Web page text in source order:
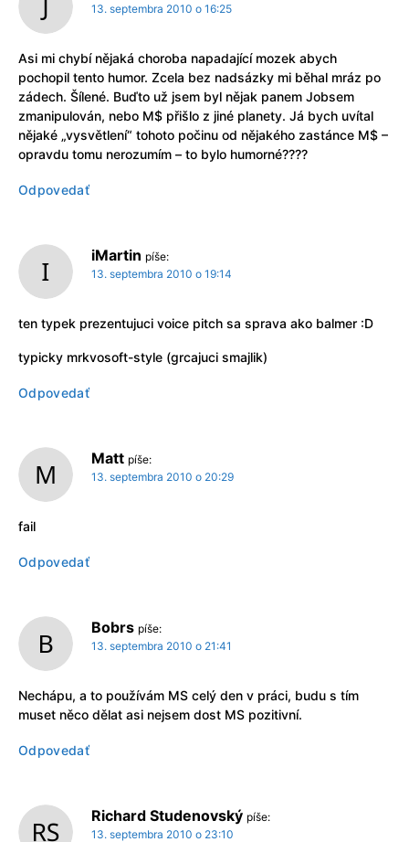
13. septembra 2010 o 16:25
Asi mi chybí nějaká choroba napadající mozek abych
pochopil tento humor. Zcela bez nadsázky mi běhal mráz po
zádech. Šílené. Buďto už jsem byl nějak panem Jobsem
zmanipulován, nebo M$ přišlo z jiné planety. Já bych uvítal
nějaké „vysvětlení“ tohoto počinu od nějakého zastánce M$ –
opravdu tomu nerozumím – to bylo humorné????
Odpovedať
iMartin píše:
13. septembra 2010 o 19:14
ten typek prezentujuci voice pitch sa sprava ako balmer :D
typicky mrkvosoft-style (grcajuci smajlik)
Odpovedať
Matt píše:
13. septembra 2010 o 20:29
fail
Odpovedať
Bobrs píše:
13. septembra 2010 o 21:41
Nechápu, a to používám MS celý den v práci, budu s tím
muset něco dělat asi nejsem dost MS pozitivní.
Odpovedať
Richard Studenovský píše:
13. septembra 2010 o 23:10